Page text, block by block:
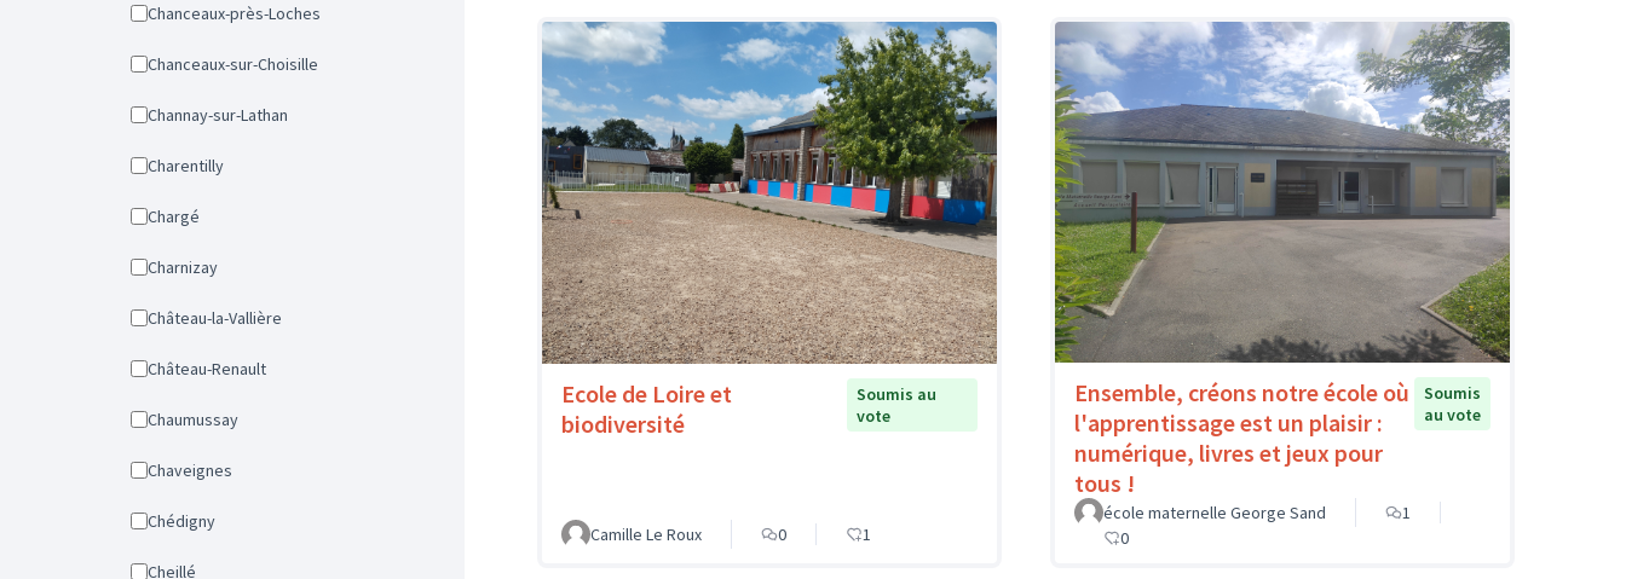
Chanceaux-près-Loches
Chanceaux-sur-Choisille
Channay-sur-Lathan
Charentilly
Chargé
Charnizay
Château-la-Vallière
Château-Renault
Chaumussay
Chaveignes
Chédigny
Cheillé
Ecole de Loire et
biodiversité
Soumis au
vote
Camille Le Roux 0 1
Ensemble, créons notre école où
l'apprentissage est un plaisir :
numérique, livres et jeux pour
tous !
Soumis
au vote
école maternelle George Sand
1
0